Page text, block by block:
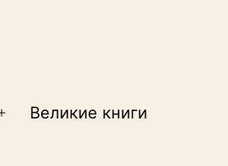
ОткрытьВеликие книги